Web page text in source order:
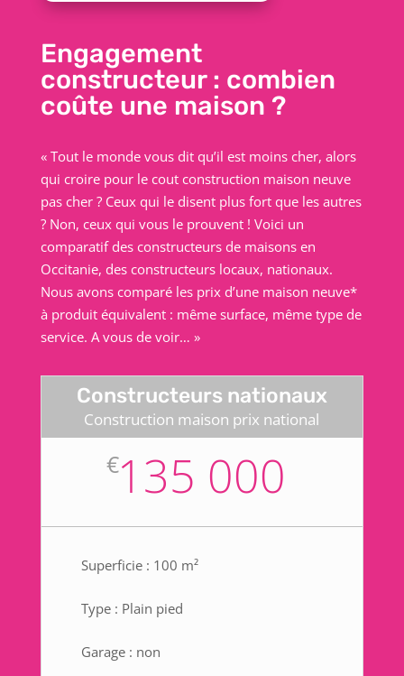
Engagement
constructeur : combien
coûte une maison ?
« Tout le monde vous dit qu’il est moins cher, alors
qui croire pour le cout construction maison neuve
pas cher ? Ceux qui le disent plus fort que les autres
? Non, ceux qui vous le prouvent ! Voici un
comparatif des constructeurs de maisons en
Occitanie, des constructeurs locaux, nationaux.
Nous avons comparé les prix d’une maison neuve*
à produit équivalent : même surface, même type de
service. A vous de voir… »
Constructeurs nationaux
Construction maison prix national
€135 000
Superficie : 100 m²
Type : Plain pied
Garage : non